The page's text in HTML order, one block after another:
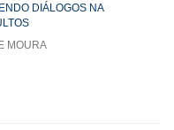
DIÁLOGOS NA
MOURA